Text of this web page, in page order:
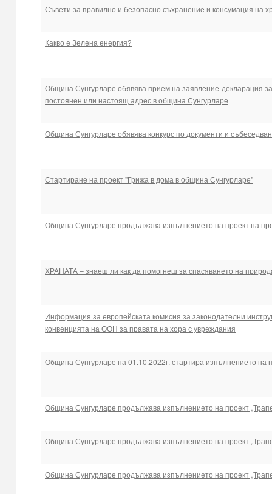
Съвети за правилно и безопасно съхранение и консумация на
Какво е Зелена енергия?
Община Сунгурларе обявява прием на заявление-декларация
постоянен или настоящ адрес в община Сунгурларе
Община Сунгурларе обявява конкурс по документи и
Стартиране на проект "Грижа в дома в община Сунгурларе"
Община Сунгурларе продължава изпълнението на проект на
ХРАНАТА – знаеш ли как да помогнеш за спасяването на
Информация за европейската комисия за законодателни
конвенцията на ООН за правата на хора с увреждания
Община Сунгурларе на 01.10.2022г. стартира изпълнението на
Община Сунгурларе продължава изпълнението на проект
Община Сунгурларе продължава изпълнението на проект
Община Сунгурларе продължава изпълнението на проект